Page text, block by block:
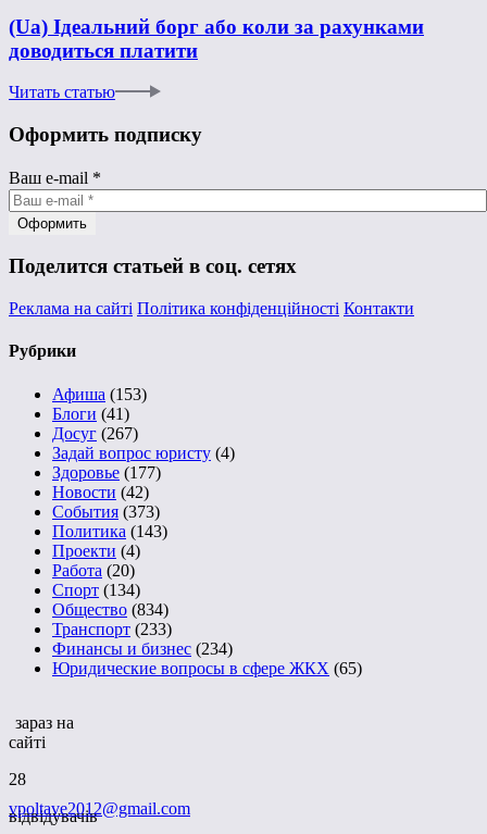
(Ua) Ідеальний борг або коли за рахунками
доводиться платити
Читать статью
Оформить подписку
Ваш e-mail *
Поделится статьей в соц. сетях
Реклама на сайті Політика конфіденційності Контакти
Рубрики
Афиша (153)
Блоги (41)
Досуг (267)
Задай вопрос юристу (4)
Здоровье (177)
Новости (42)
События (373)
Политика (143)
Проекти (4)
Работа (20)
Спорт (134)
Общество (834)
Транспорт (233)
Финансы и бизнес (234)
Юридические вопросы в сфере ЖКХ (65)
зараз на
сайті
28
відвідувачів
vpoltave2012@gmail.com